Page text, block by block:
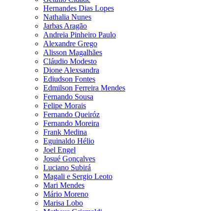
Hernandes Dias Lopes
Nathalia Nunes
Jarbas Aragão
Andreia Pinheiro Paulo
Alexandre Grego
Alisson Magalhães
Cláudio Modesto
Dione Alexsandra
Ediudson Fontes
Edmilson Ferreira Mendes
Fernando Sousa
Felipe Morais
Fernando Queiróz
Fernando Moreira
Frank Medina
Eguinaldo Hélio
Joel Engel
Josué Gonçalves
Luciano Subirá
Magali e Sergio Leoto
Mari Mendes
Mário Moreno
Marisa Lobo